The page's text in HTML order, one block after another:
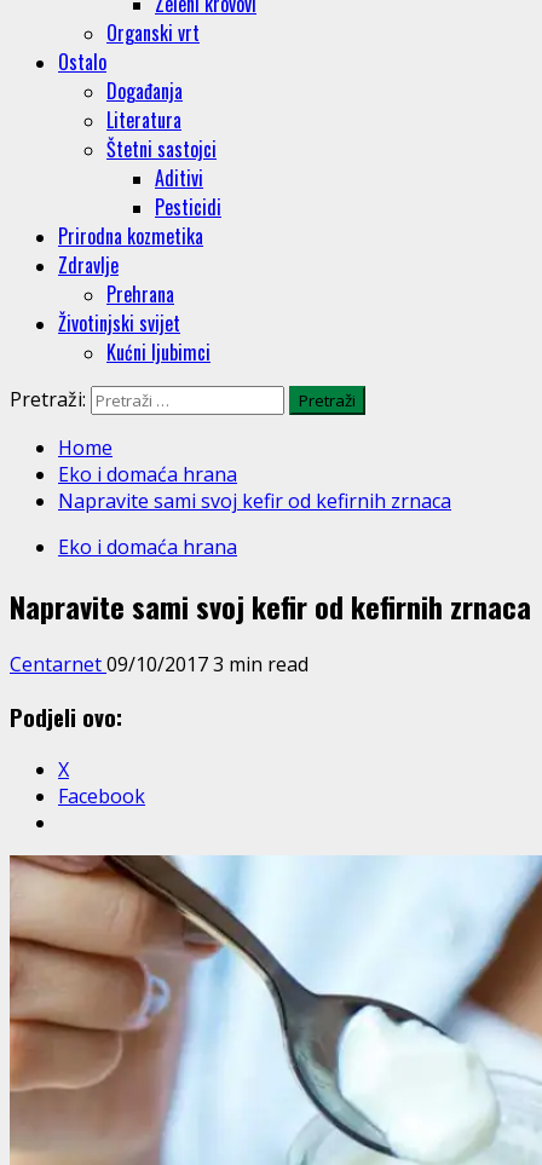
Organski vrt
Ostalo
Događanja
Literatura
Štetni sastojci
Aditivi
Pesticidi
Prirodna kozmetika
Zdravlje
Prehrana
Životinjski svijet
Kućni ljubimci
Pretraži:
Home
Eko i domaća hrana
Napravite sami svoj kefir od kefirnih zrnaca
Eko i domaća hrana
Napravite sami svoj kefir od kefirnih zrnaca
Centarnet09/10/20173 min read
Podjeli ovo:
X
Facebook